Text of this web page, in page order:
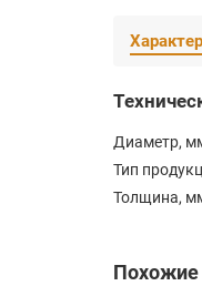
Диаметр,
Тип
Толщина,